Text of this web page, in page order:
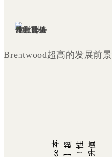
Brentwood超高的发展前景